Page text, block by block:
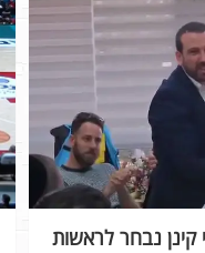
30 שנה, שי קינן נבחר לראשות